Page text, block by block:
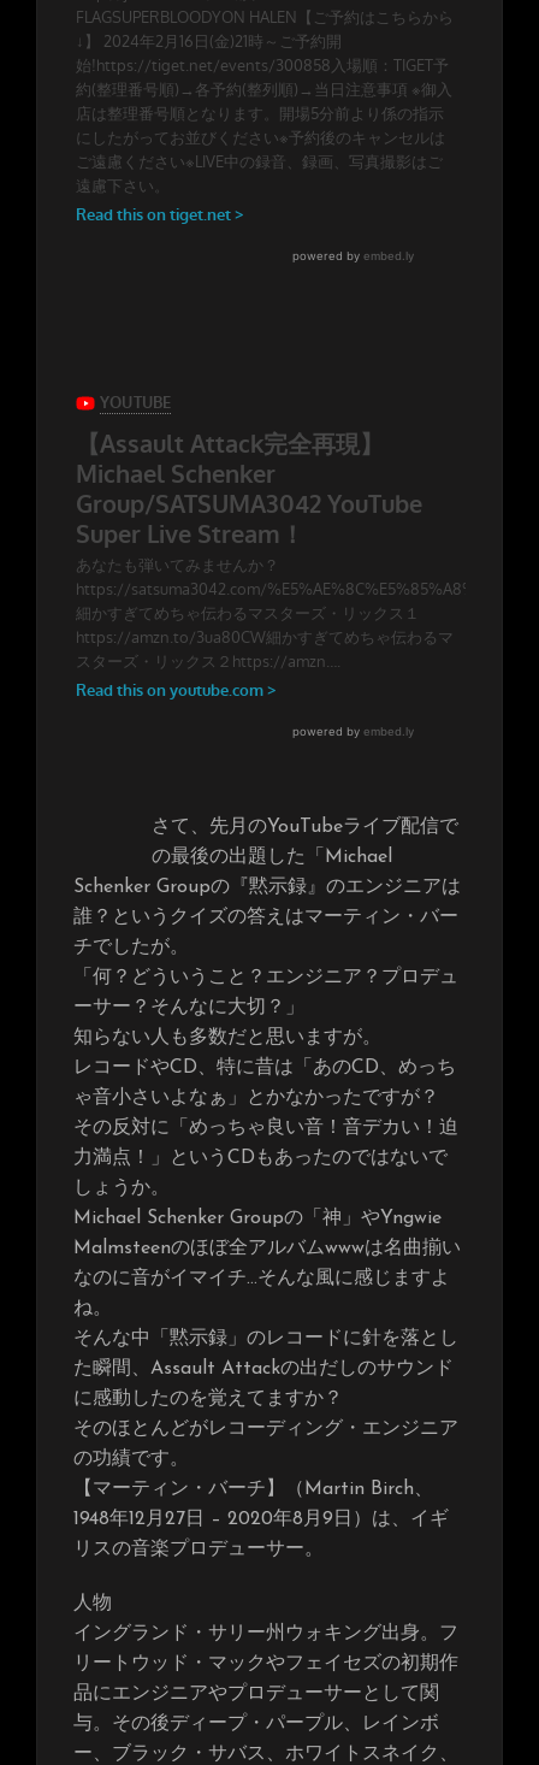
さて、先月のYouTubeライブ配信で
の最後の出題した「Michael
Schenker Groupの『黙示録』のエンジニアは
誰？というクイズの答えはマーティン・バー
チでしたが。
「何？どういうこと？エンジニア？プロデュ
ーサー？そんなに大切？」
知らない人も多数だと思いますが。
レコードやCD、特に昔は「あのCD、めっち
ゃ音小さいよなぁ」とかなかったですが？
その反対に「めっちゃ良い音！音デカい！迫
力満点！」というCDもあったのではないで
しょうか。
Michael Schenker Groupの「神」やYngwie
Malmsteenのほぼ全アルバムwwwは名曲揃い
なのに音がイマイチ…そんな風に感じますよ
ね。
そんな中「黙示録」のレコードに針を落とし
た瞬間、Assault Attackの出だしのサウンド
に感動したのを覚えてますか？
そのほとんどがレコーディング・エンジニア
の功績です。
【マーティン・バーチ】（Martin Birch、
1948年12月27日 – 2020年8月9日）は、イギ
リスの音楽プロデューサー。
人物
イングランド・サリー州ウォキング出身。フ
リートウッド・マックやフェイセズの初期作
品にエンジニアやプロデューサーとして関
与。その後ディープ・パープル、レインボ
ー、ブラック・サバス、ホワイトスネイク、